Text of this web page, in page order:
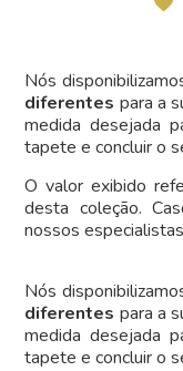
Nós
diferentes para a
medida desejada
tapete e concluir o
O valor exibido
desta coleção.
nossos
Nós
diferentes para a
medida desejada
tapete e concluir o